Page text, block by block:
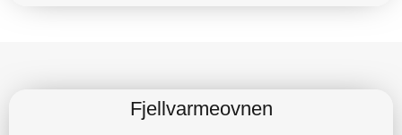
Fjellvarmeovnen